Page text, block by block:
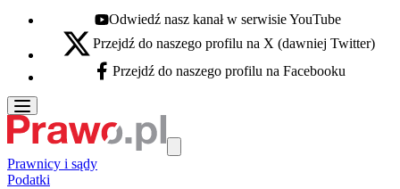
Youtube - otwiera się w nowej karcie
Odwiedź nasz kanał w serwisie YouTube
X - otwiera się w nowej karcie
Przejdź do naszego profilu na X (dawniej Twitter)
Facebook - otwiera się w nowej karcie
Przejdź do naszego profilu na Facebooku
Prawnicy i sądy
Podatki